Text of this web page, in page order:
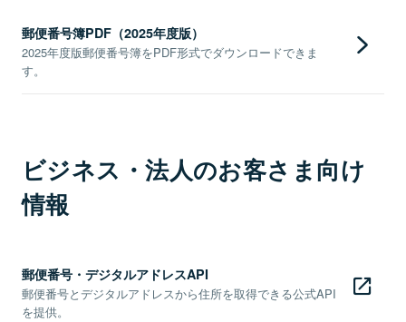
郵便番号簿PDF（2025年度版）
2025年度版郵便番号簿をPDF形式でダウンロードできま
す。
ビジネス・法人のお客さま向け
情報
郵便番号・デジタルアドレスAPI
郵便番号とデジタルアドレスから住所を取得できる公式API
を提供。